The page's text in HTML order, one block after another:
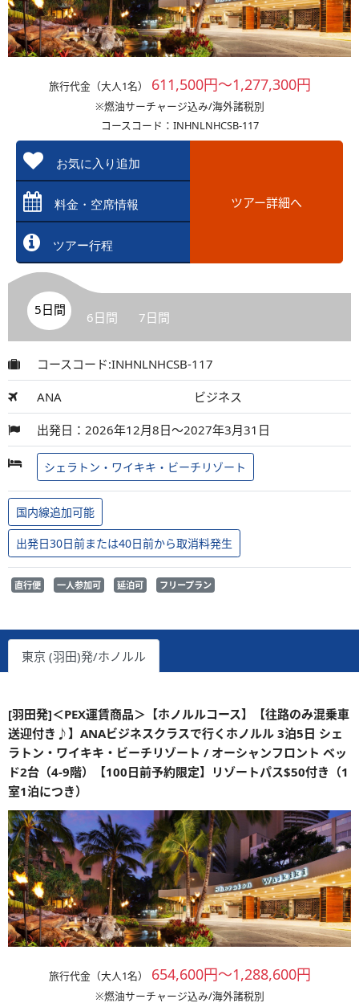
旅行代金（大人1名） 611,500円～1,277,300円
※燃油サーチャージ込み/海外諸税別
コースコード：INHNLNHCSB-117
お気に入り追加
料金・空席情報
ツアー行程
ツアー詳細へ
5日間 6日間 7日間
コースコード:INHNLNHCSB-117
ANA ビジネス
出発日：2026年12月8日～2027年3月31日
シェラトン・ワイキキ・ビーチリゾート
国内線追加可能
出発日30日前または40日前から取消料発生
直行便 一人参加可 延泊可 フリープラン
東京 (羽田)発/ホノルル
[羽田発]＜PEX運賃商品＞【ホノルルコース】【往路のみ混乗車
送迎付き♪】ANAビジネスクラスで行くホノルル 3泊5日 シェ
ラトン・ワイキキ・ビーチリゾート / オーシャンフロント ベッ
ド2台（4-9階）【100日前予約限定】リゾートパス$50付き（1
室1泊につき）
旅行代金（大人1名） 654,600円～1,288,600円
※燃油サーチャージ込み/海外諸税別